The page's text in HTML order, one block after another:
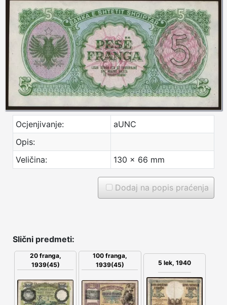
Ocjenjivanje:
aUNC
Opis:
Veličina:
130 x 66 mm
Dodaj na popis praćenja
Slični predmeti:
20 franga,
1939(45)
100 franga,
1939(45)
5 lek, 1940